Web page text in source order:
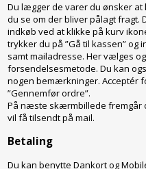
Du lægger de varer du ønsker
du se om der bliver pålagt fragt.
indkøb ved at klikke på kurv
trykker du på ”Gå til kassen”
samt mailadresse. Her vælges
forsendelsesmetode. Du kan
nogen bemærkninger. Acceptér
”Gennemfør ordre”.
På næste skærmbillede fremgår
vil få tilsendt på mail.
Betaling
Du kan benytte Dankort og